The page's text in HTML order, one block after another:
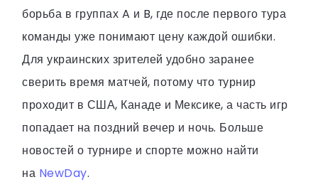
борьба в группах A и B, где после первого тура
команды уже понимают цену каждой ошибки.
Для украинских зрителей удобно заранее
сверить время матчей, потому что турнир
проходит в США, Канаде и Мексике, а часть игр
попадает на поздний вечер и ночь. Больше
новостей о турнире и спорте можно найти
на NewDay.